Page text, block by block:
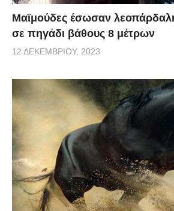
Μαϊμούδες έσωσαν
σε πηγάδι βάθους 8 μέτρων
12 ΔΕΚΕΜΒΡΊΟΥ, 2023